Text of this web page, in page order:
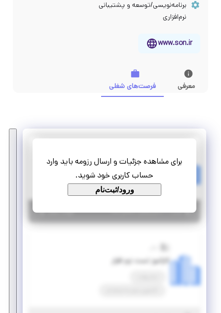
برنامه‌نویسی/توسعه و پشتیبانی
نرم‌افزاری
www.son.ir
معرفی فرصت‌های شغلی
برای مشاهده جزئیات و ارسال رزومه باید وارد
حساب کاربری خود شوید.
ورود/ثبت‌نام
استخدام کارشناس هوش تجاری (BI)
تمام وقت استخدام
تهران |۶ سال پیش | منقضی شده جزئیات بیشتر
کارآموز تست نرم افزار